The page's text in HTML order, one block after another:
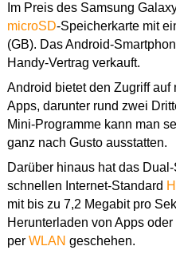
Im Preis des Samsung
microSD-Speicherkarte mit
(GB). Das Android-
Handy-Vertrag verkauft.
Android bietet den Zugriff
Apps, darunter rund zwei
Mini-Programme kann man
ganz nach Gusto ausstatten.
Darüber hinaus hat das
schnellen Internet-Standard
mit bis zu 7,2 Megabit pro
Herunterladen von Apps
per WLAN geschehen.